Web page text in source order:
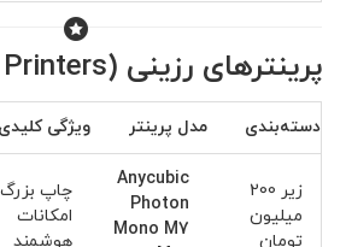
پرینترهای رزینی (Resin 3D Printers)
دسته‌بندی مدل پرینتر ویژگی کلیدی
زیر 200
میلیون
تومان
Anycubic
Photon
Mono M7
چاپ بزرگ
امکانات
هوشمند